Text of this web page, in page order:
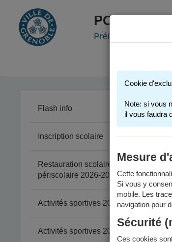
PORTAIL
Préinscription
Flash info
Inscription scolaire
Restauration scolaire et
périscolaire 2026-2027
Activités sportives 2025-2026
Activités sportives 2026-2027
Cookie
Note: si vous
il vous faudra
Mesure
Cette
Si vous y
mobile. Les
navigation pour
Sécurité
Ces cookies